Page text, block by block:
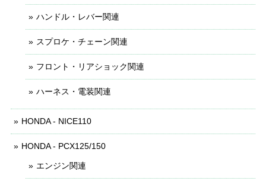
ハンドル・レバー関連
スプロケ・チェーン関連
フロント・リアショック関連
ハーネス・電装関連
HONDA - NICE110
HONDA - PCX125/150
エンジン関連